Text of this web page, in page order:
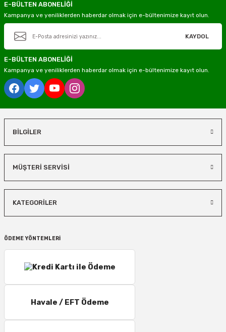
E-BÜLTEN ABONELİĞİ
Kampanya ve yeniliklerden haberdar olmak için e-bültenimize kayıt olun.
KAYDOL
E-BÜLTEN ABONELİĞİ
Kampanya ve yeniliklerden haberdar olmak için e-bültenimize kayıt olun.
BİLGİLER
MÜŞTERİ SERVİSİ
KATEGORİLER
ÖDEME YÖNTEMLERİ
Havale / EFT Ödeme